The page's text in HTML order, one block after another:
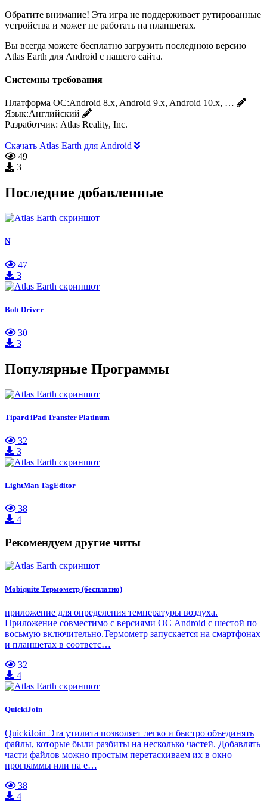
Обратите внимание! Эта игра не поддерживает рутированные
устройства и может не работать на планшетах.
Вы всегда можете бесплатно загрузить последнюю версию
Atlas Earth для Android с нашего сайта.
Системны требования
Платформа ОС:Android 8.x, Android 9.x, Android 10.x, …
Язык:Английский
Разработчик: Atlas Reality, Inc.
Скачать Atlas Earth для Android
49
3
Последние добавленные
N
47
3
Bolt Driver
30
3
Популярные Программы
Tipard iPad Transfer Platinum
32
3
LightMan TagEditor
38
4
Рекомендуем другие читы
Mobiquite Термометр (бесплатно)
приложение для определения температуры воздуха.
Приложение совместимо с версиями ОС Android с шестой по
восьмую включительно.Термометр запускается на смартфонах
и планшетах в соответс…
32
4
QuickiJoin
QuickiJoin Эта утилита позволяет легко и быстро объединять
файлы, которые были разбиты на несколько частей. Добавлять
части файлов можно простым перетаскиваем их в окно
программы или на е…
38
4